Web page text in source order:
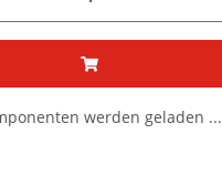
werden geladen ...